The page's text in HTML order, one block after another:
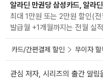
알라딘 만권당 삼성카드, 알라
최대 1만원 또는 2만원 할인(
발급월 +1개월까지는 전월 실
카드/간편결제 할인 무이자 할
관심 저자, 시리즈의 출간 알림